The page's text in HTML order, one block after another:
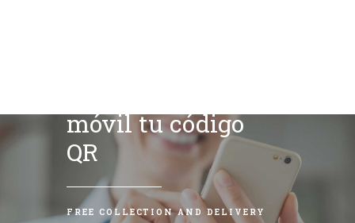
móvil tu código
QR
FREE COLLECTION AND DELIVERY